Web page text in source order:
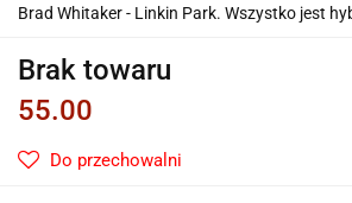
Brad Whitaker - Linkin Park. Wszystko jest
Brak towaru
55.00
Do przechowalni